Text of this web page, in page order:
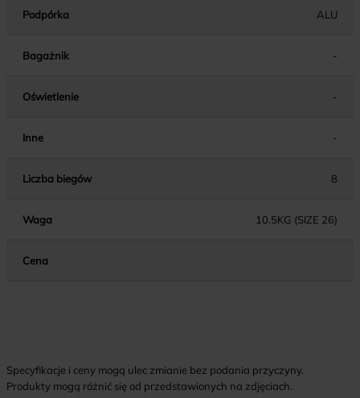
Podpórka ALU
Bagażnik -
Oświetlenie -
Inne -
Liczba biegów 8
Waga 10.5KG (SIZE 26)
Cena
Specyfikacje i ceny mogą ulec zmianie bez podania przyczyny.
Produkty mogą różnić się od przedstawionych na zdjęciach.